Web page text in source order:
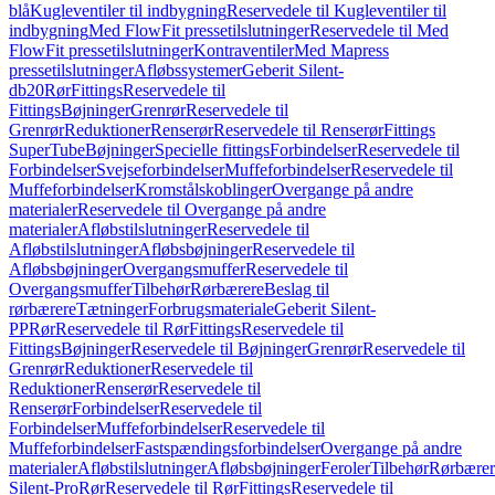
blåKugleventiler til indbygningReservedele til Kugleventiler til
indbygningMed FlowFit pressetilslutningerReservedele til Med
FlowFit pressetilslutningerKontraventilerMed Mapress
pressetilslutningerAfløbssystemerGeberit Silent-
db20RørFittingsReservedele til
FittingsBøjningerGrenrørReservedele til
GrenrørReduktionerRenserørReservedele til RenserørFittings
SuperTubeBøjningerSpecielle fittingsForbindelserReservedele til
ForbindelserSvejseforbindelserMuffeforbindelserReservedele til
MuffeforbindelserKromstålskoblingerOvergange på andre
materialerReservedele til Overgange på andre
materialerAfløbstilslutningerReservedele til
AfløbstilslutningerAfløbsbøjningerReservedele til
AfløbsbøjningerOvergangsmufferReservedele til
OvergangsmufferTilbehørRørbærereBeslag til
rørbærereTætningerForbrugsmaterialeGeberit Silent-
PPRørReservedele til RørFittingsReservedele til
FittingsBøjningerReservedele til BøjningerGrenrørReservedele til
GrenrørReduktionerReservedele til
ReduktionerRenserørReservedele til
RenserørForbindelserReservedele til
ForbindelserMuffeforbindelserReservedele til
MuffeforbindelserFastspændingsforbindelserOvergange på andre
materialerAfløbstilslutningerAfløbsbøjningerFerolerTilbehør
Silent-ProRørReservedele til RørFittingsReservedele til